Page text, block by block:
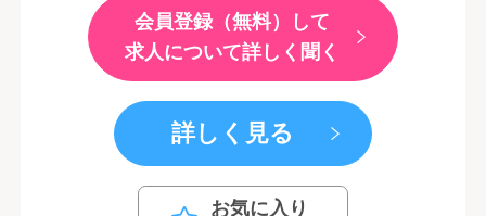
会員登録（無料）して
求人について詳しく聞く
詳しく見る
お気に入り